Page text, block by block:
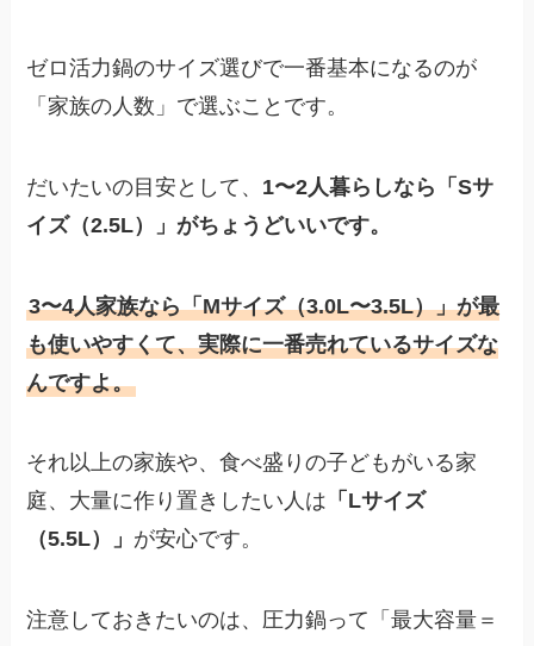
ゼロ活力鍋のサイズ選びで一番基本になるのが
「家族の人数」で選ぶことです。
だいたいの目安として、 1〜2人暮らしなら「Sサ
イズ（2.5L）」がちょうどいいです。
3〜4人家族なら「Mサイズ（3.0L〜3.5L）」が最
も使いやすくて、実際に一番売れているサイズな
んですよ。
それ以上の家族や、食べ盛りの子どもがいる家
庭、大量に作り置きしたい人は 「Lサイズ
（5.5L）」 が安心です。
注意しておきたいのは、圧力鍋って「最大容量＝